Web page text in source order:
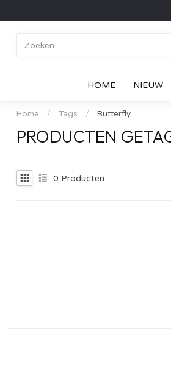
HOME NIEUW
Home / Tags / Butterfly
PRODUCTEN
0 Producten